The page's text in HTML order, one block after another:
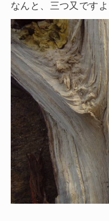
なんと、三つ又です